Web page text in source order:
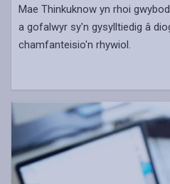
Mae Thinkuknow yn rhoi
a gofalwyr sy'n gysylltiedig â
chamfanteisio'n rhywiol.